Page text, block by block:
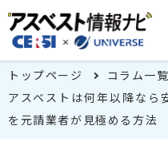
トップページ コラム一覧
アスベストは何年以降なら
を元請業者が見極める方法